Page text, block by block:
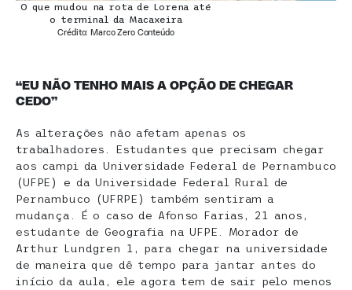
O que mudou na rota de Lorena até
o terminal da Macaxeira
Crédito: Marco Zero Conteúdo
“EU NÃO TENHO MAIS A OPÇÃO DE CHEGAR
CEDO”
As alterações não afetam apenas os
trabalhadores. Estudantes que precisam chegar
aos campi da Universidade Federal de Pernambuco
(UFPE) e da Universidade Federal Rural de
Pernambuco (UFRPE) também sentiram a
mudança. É o caso de Afonso Farias, 21 anos,
estudante de Geografia na UFPE. Morador de
Arthur Lundgren 1, para chegar na universidade
de maneira que dê tempo para jantar antes do
início da aula, ele agora tem de sair pelo menos